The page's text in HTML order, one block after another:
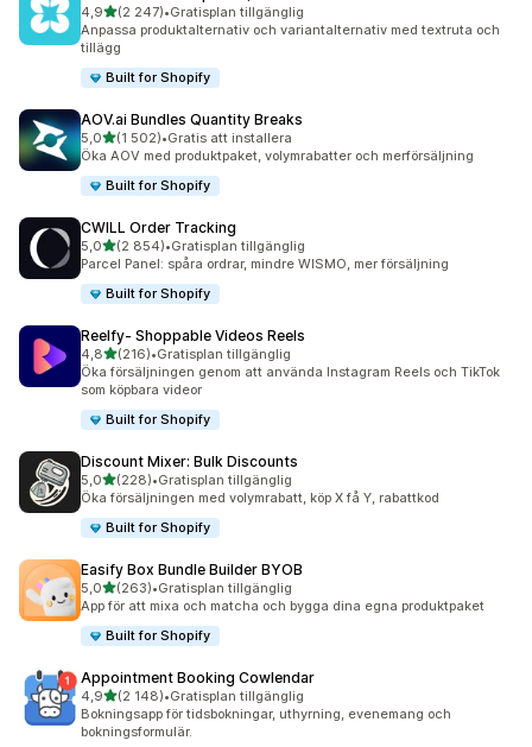
4,9av 5 stjärnor
(2 247)
2247 recensioner totalt
•Gratisplan tillgänglig
Anpassa produktalternativ och variantalternativ med textruta och
tillägg
Built for Shopify
AOV.ai Bundles Quantity Breaks
5,0av 5 stjärnor
(1 502)
1502 recensioner totalt
•Gratis att installera
Öka AOV med produktpaket, volymrabatter och merförsäljning
Built for Shopify
CWILL Order Tracking
5,0av 5 stjärnor
(2 854)
2854 recensioner totalt
•Gratisplan tillgänglig
Parcel Panel: spåra ordrar, mindre WISMO, mer försäljning
Built for Shopify
Reelfy‑ Shoppable Videos Reels
4,8av 5 stjärnor
(216)
216 recensioner totalt
•Gratisplan tillgänglig
Öka försäljningen genom att använda Instagram Reels och TikTok
som köpbara videor
Built for Shopify
Discount Mixer: Bulk Discounts
5,0av 5 stjärnor
(228)
228 recensioner totalt
•Gratisplan tillgänglig
Öka försäljningen med volymrabatt, köp X få Y, rabattkod
Built for Shopify
Easify Box Bundle Builder BYOB
5,0av 5 stjärnor
(263)
263 recensioner totalt
•Gratisplan tillgänglig
App för att mixa och matcha och bygga dina egna produktpaket
Built for Shopify
Appointment Booking Cowlendar
4,9av 5 stjärnor
(2 148)
2148 recensioner totalt
•Gratisplan tillgänglig
Bokningsapp för tidsbokningar, uthyrning, evenemang och
bokningsformulär.